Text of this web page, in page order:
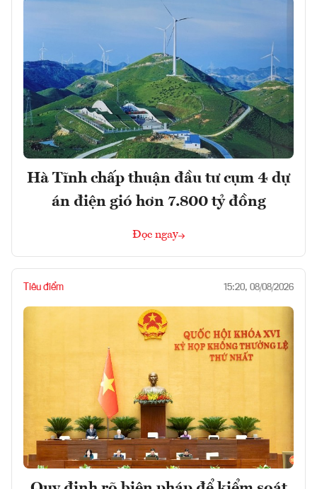
Hà Tĩnh chấp thuận đầu tư cụm 4 dự
án điện gió hơn 7.800 tỷ đồng
Đọc ngay
Tiêu điểm 15:20, 08/08/2026